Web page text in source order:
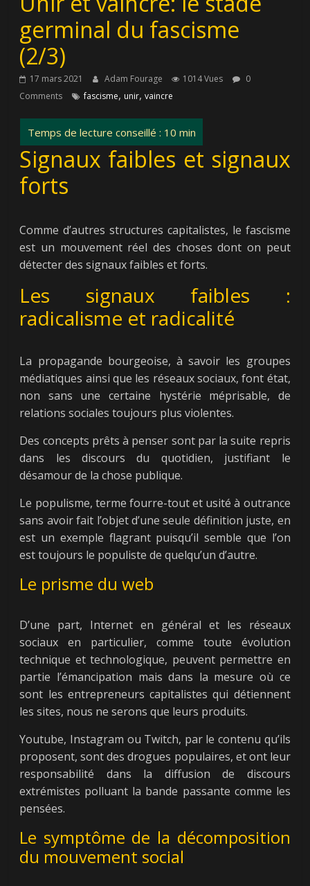
germinal du fascisme
(2/3)
17 mars 2021 Adam Fourage 1014 Vues
0
Comments
fascisme, unir,vaincre
Signaux faibles et signaux
forts
Comme d’autres structures capitalistes, le fascisme
est un mouvement réel des choses dont on peut
détecter des signaux faibles et forts.
Les signaux faibles :
radicalisme et radicalité
La propagande bourgeoise, à savoir les groupes
médiatiques ainsi que les réseaux sociaux, font état,
non sans une certaine hystérie méprisable, de
relations sociales toujours plus violentes.
Des concepts prêts à penser sont par la suite repris
dans les discours du quotidien, justifiant le
désamour de la chose publique.
Le populisme, terme fourre-tout et usité à outrance
sans avoir fait l’objet d’une seule définition juste, en
est un exemple flagrant puisqu’il semble que l’on
est toujours le populiste de quelqu’un d’autre.
Le prisme du web
D’une part, Internet en général et les réseaux
sociaux en particulier, comme toute évolution
technique et technologique, peuvent permettre en
partie l’émancipation mais dans la mesure où ce
sont les entrepreneurs capitalistes qui détiennent
les sites, nous ne serons que leurs produits.
Youtube, Instagram ou Twitch, par le contenu qu’ils
proposent, sont des drogues populaires, et ont leur
responsabilité dans la diffusion de discours
extrémistes polluant la bande passante comme les
pensées.
Le symptôme de la décomposition
du mouvement social